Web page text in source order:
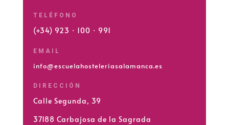
TELÉFONO
(+34) 923 · 100 · 991
EMAIL
info@escuelahosteleriasalamanca.es
DIRECCIÓN
Calle Segunda, 39
37188 Carbajosa de la Sagrada